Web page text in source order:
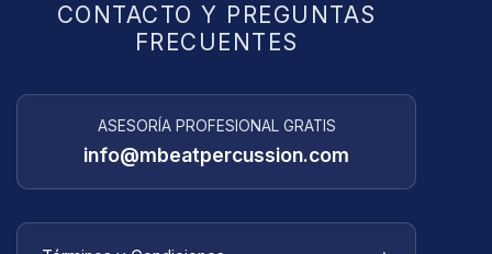
CONTACTO Y PREGUNTAS
FRECUENTES
ASESORÍA PROFESIONAL GRATIS
info@mbeatpercussion.com